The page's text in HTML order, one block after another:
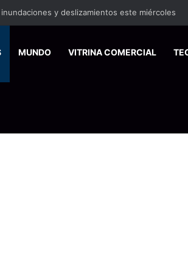
y deslizamientos este miércoles
MUNDO VITRINA COMERCIAL